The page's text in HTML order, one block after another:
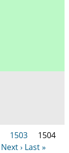
1503
1504
Next › Last »